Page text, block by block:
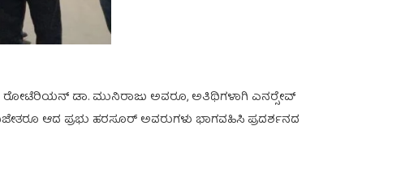
ರೋಟೆರಿಯನ್ ಡಾ. ಮುನಿರಾಜು ಅವರೂ, ಅತಿಥಿಗಳಾಗಿ ಎನರ್‍ಸೇವ್
ಆದ ಪ್ರಭು ಹರಸೂರ್ ಅವರುಗಳು ಭಾಗವಹಿಸಿ ಪ್ರದರ್ಶನದ